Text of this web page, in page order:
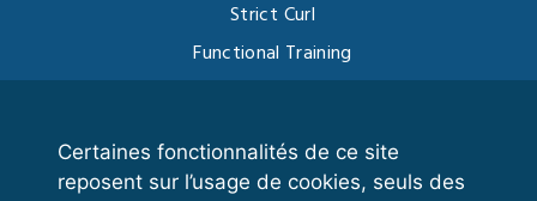
Certaines fonctionnalités de ce site
reposent sur l’usage de cookies, seuls des
Strict Curl
Functional Training